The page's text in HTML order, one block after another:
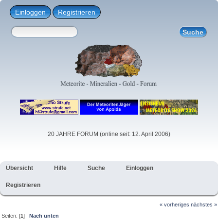
Einloggen Registrieren
20 JAHRE FORUM (online seit: 12. April 2006)
Übersicht Hilfe Suche Einloggen
Registrieren
« vorheriges nächstes »
Seiten: [1]Nach unten